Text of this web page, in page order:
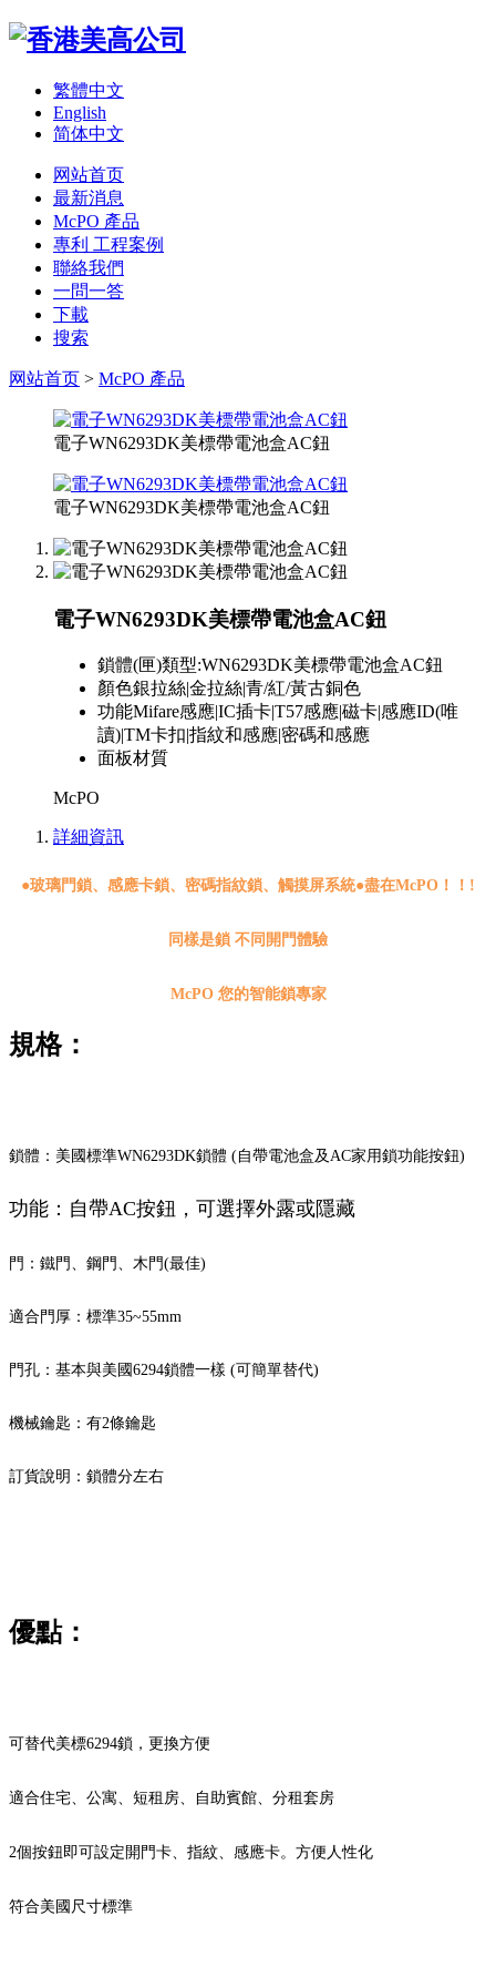
繁體中文
English
简体中文
网站首页
最新消息
McPO 產品
專利 工程案例
聯絡我們
一問一答
下載
搜索
网站首页 > McPO 產品
電子WN6293DK美標帶電池盒AC鈕
電子WN6293DK美標帶電池盒AC鈕
電子WN6293DK美標帶電池盒AC鈕
鎖體(匣)類型:WN6293DK美標帶電池盒AC鈕
顏色銀拉絲|金拉絲|青/紅/黃古銅色
功能Mifare感應|IC插卡|T57感應|磁卡|感應ID(唯
讀)|TM卡扣|指紋和感應|密碼和感應
面板材質
McPO
詳細資訊
●玻璃門鎖、感應卡鎖、密碼指紋鎖、觸摸屏系統●盡在McPO！！!
同樣是鎖 不同開門體驗
McPO 您的智能鎖專家
規格：
鎖體：美國標準WN6293DK鎖體 (自帶電池盒及AC家用鎖功能按鈕)
功能：自帶AC按鈕，可選擇外露或隱藏
門：鐵門、鋼門、木門(最佳)
適合門厚：標準35~55mm
門孔：基本與美國6294鎖體一樣 (可簡單替代)
機械鑰匙：有2條鑰匙
訂貨說明：鎖體分左右
優點：
可替代美標6294鎖，更換方便
適合住宅、公寓、短租房、自助賓館、分租套房
2個按鈕即可設定開門卡、指紋、感應卡。方便人性化
符合美國尺寸標準